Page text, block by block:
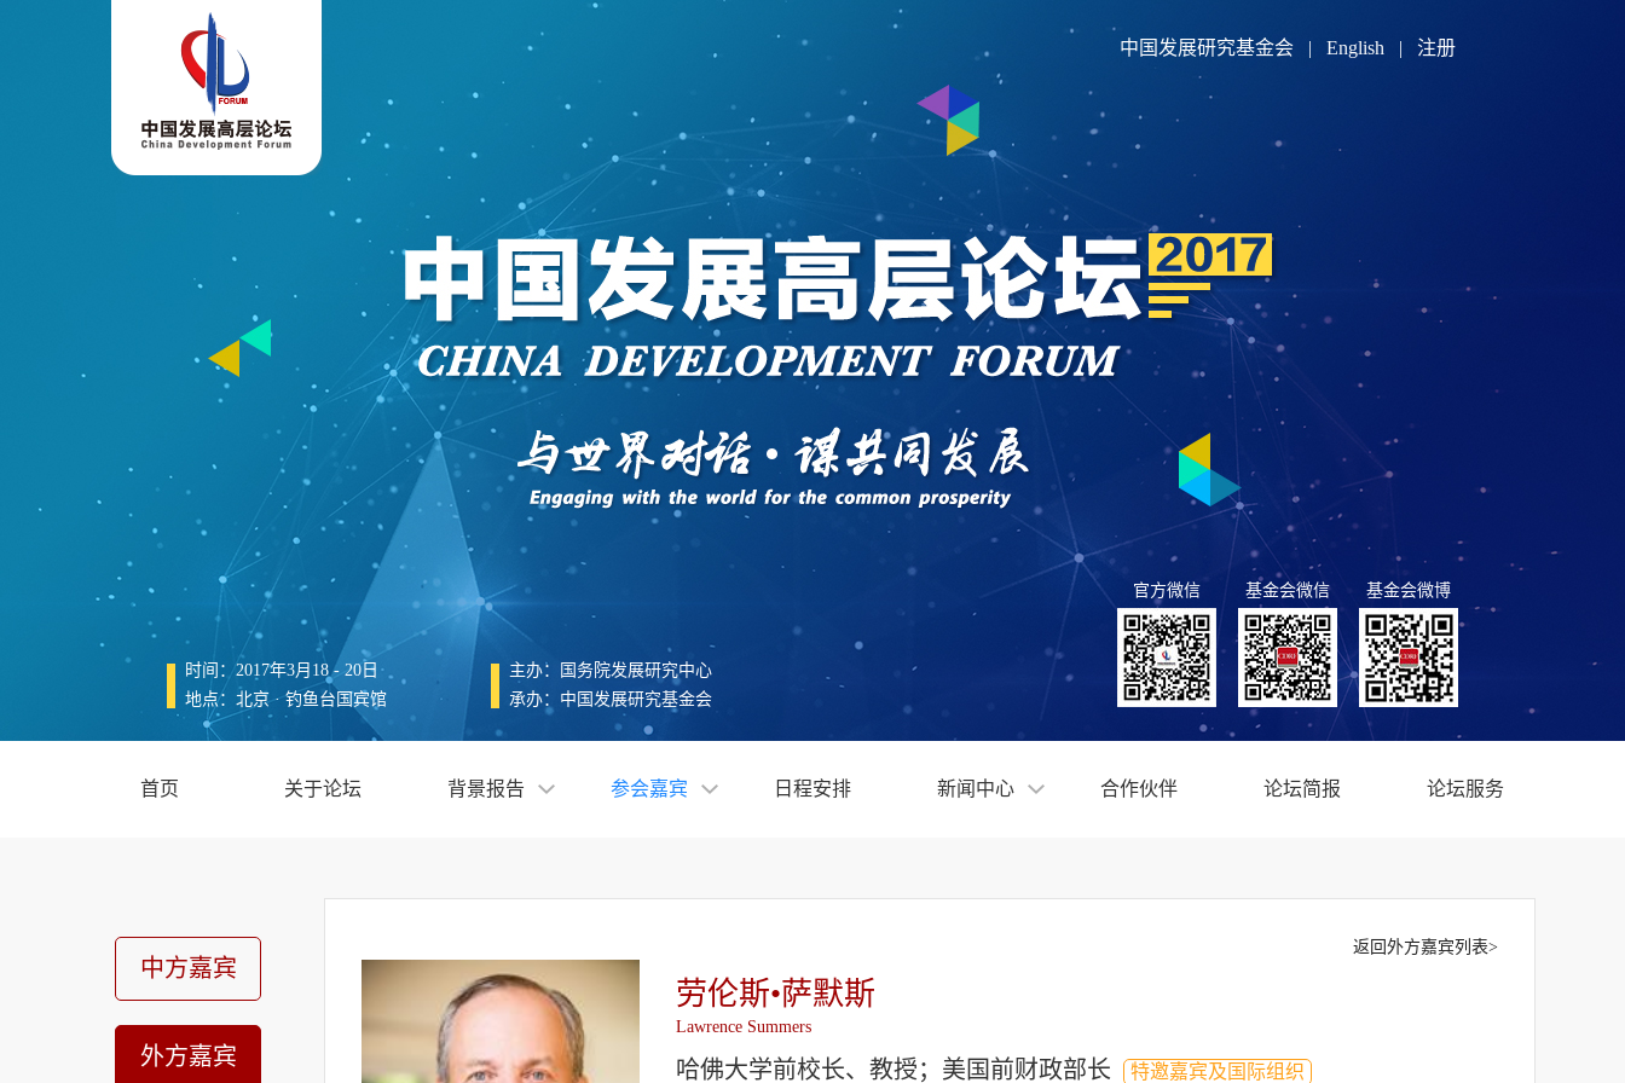
中国发展研究基金会 | English | 注册
时间：2017年3月18 - 20日
地点：北京 · 钓鱼台国宾馆
主办：国务院发展研究中心
承办：中国发展研究基金会
官方微信 基金会微信 基金会微博
首页 关于论坛 背景报告 参会嘉宾 日程安排 新闻中心 合作伙伴 论坛简报 论坛服务
中方嘉宾
外方嘉宾
返回外方嘉宾列表>
劳伦斯•萨默斯
Lawrence Summers
哈佛大学前校长、教授；美国前财政部长 特邀嘉宾及国际组织